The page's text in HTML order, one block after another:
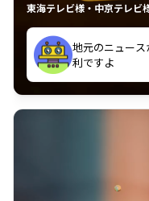
東海テレビ様・中京テレビ
中京テレビのお
れるの嬉しいポ
いつも利用させ